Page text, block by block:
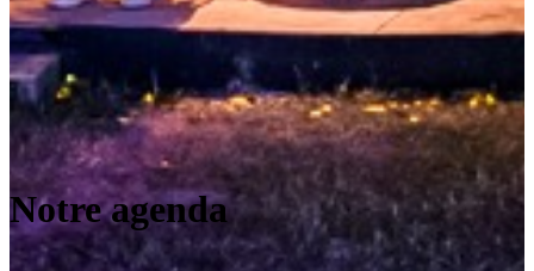
Notre agenda